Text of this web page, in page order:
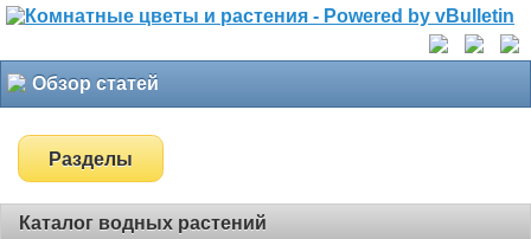
Обзор статей
Разделы
Каталог водных растений